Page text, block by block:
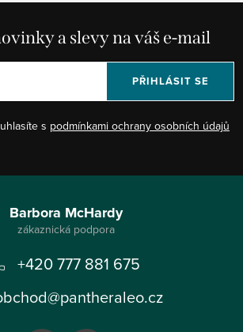
a slevy na váš e-mail
s podmínkami ochrany osobních údajů
PŘIHLÁSIT SE
Barbora McHardy
+420 777 881 675
@pantheraleo.cz